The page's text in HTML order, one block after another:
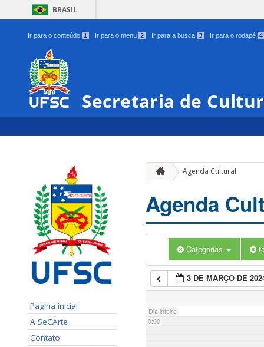
BRASIL
Ir para o conteúdo 1 Ir para o menu 2 Ir para a busca 3 Ir para o rodapé 4
Secretaria de
Pagina inicial
A SeCArte
Contato
Agenda Cultural
Agenda
Categorias
3 DE MARÇO DE
Dia inteiro
0:00